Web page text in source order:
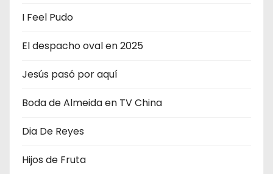
I Feel Pudo
El despacho oval en 2025
Jesús pasó por aquí
Boda de Almeida en TV China
Dia De Reyes
Hijos de Fruta